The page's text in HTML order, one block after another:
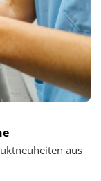
aus